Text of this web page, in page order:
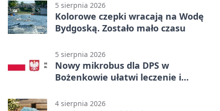
5 sierpnia 2026
Kolorowe czepki wracają na Wodę
Bydgoską. Zostało mało czasu
5 sierpnia 2026
Nowy mikrobus dla DPS w
Bożenkowie ułatwi leczenie i
4 sierpnia 2026